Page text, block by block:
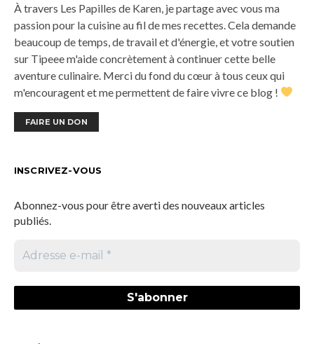
À travers Les Papilles de Karen, je partage avec vous ma
passion pour la cuisine au fil de mes recettes. Cela demande
beaucoup de temps, de travail et d'énergie, et votre soutien
sur Tipeee m'aide concrètement à continuer cette belle
aventure culinaire. Merci du fond du cœur à tous ceux qui
m'encouragent et me permettent de faire vivre ce blog !
FAIRE UN DON
INSCRIVEZ-VOUS
Abonnez-vous pour être averti des nouveaux articles
publiés.